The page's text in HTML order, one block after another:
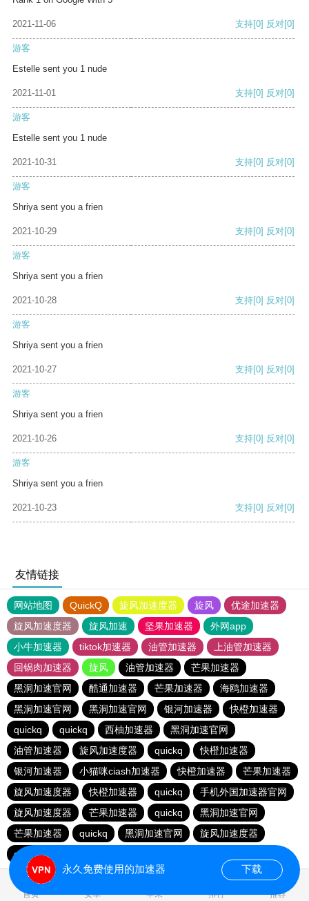
2021-11-06 支持[0] 反对[0]
游客
Estelle sent you 1 nude
2021-11-01 支持[0] 反对[0]
游客
Estelle sent you 1 nude
2021-10-31 支持[0] 反对[0]
游客
Shriya sent you a frien
2021-10-29 支持[0] 反对[0]
游客
Shriya sent you a frien
2021-10-28 支持[0] 反对[0]
游客
Shriya sent you a frien
2021-10-27 支持[0] 反对[0]
游客
Shriya sent you a frien
2021-10-26 支持[0] 反对[0]
游客
Shriya sent you a frien
2021-10-23 支持[0] 反对[0]
友情链接
网站地图 QuickQ 旋风加速度器 旋风
优途加速器
旋风加速度器
旋风加速 坚果加速器
外网app
小牛加速器
tiktok加速器 油管加速器
上油管加速器
回锅肉加速器
旋风 油管加速器
芒果加速器
黑洞加速官网
酷通加速器 芒果加速器
海鸥加速器
黑洞加速官网
黑洞加速官网 银河加速器
快橙加速器
quickq
quickq 西柚加速器
黑洞加速官网
油管加速器
旋风加速度器 quickq
快橙加速器
银河加速器
小猫咪ciash加速器 快橙加速器
芒果加速器
旋风加速度器
快橙加速器 quickq
手机外国加速器官网
旋风加速度器
芒果加速器 quickq
黑洞加速官网
芒果加速器
quickq 黑洞加速官网
旋风加速度器
quickq
首页 安卓 苹果 排行 推荐
永久免费使用的加速器 下载
0.123667s